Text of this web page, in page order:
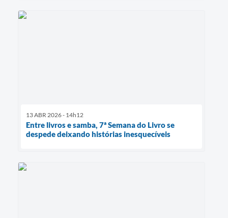
13 ABR 2026 - 14h12
Entre livros e samba, 7ª Semana do Livro se
despede deixando histórias inesquecíveis